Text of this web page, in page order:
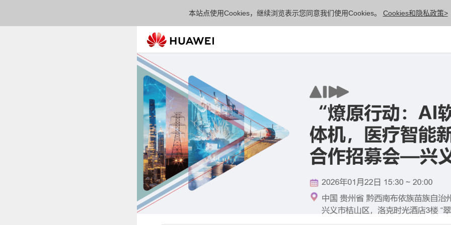
本站点使用Cookies，继续浏览表示您同意我们使用Cookies。 Cookies和隐私政策>